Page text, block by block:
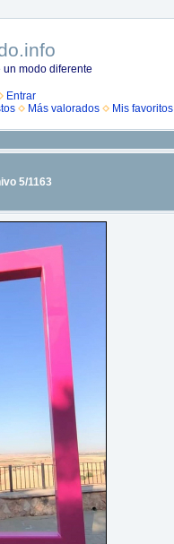
un modo diferente
Entrar
Más valorados Mis favoritos
5/1163